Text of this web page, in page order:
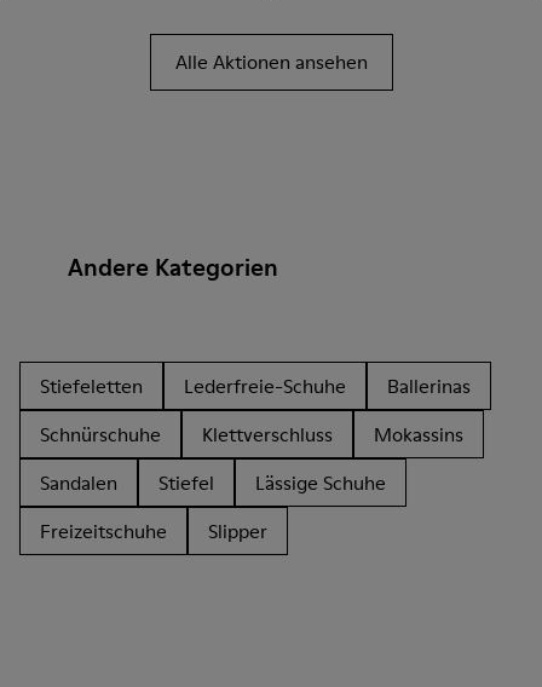
Alle Aktionen ansehen
Andere Kategorien
Stiefeletten Lederfreie-Schuhe
Ballerinas
Schnürschuhe
Klettverschluss
Mokassins
Sandalen
Stiefel
Lässige Schuhe
Freizeitschuhe
Slipper